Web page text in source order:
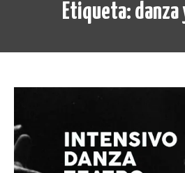
Etiqueta: